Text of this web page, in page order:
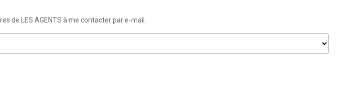
de LES AGENTS à me contacter par e-mail.